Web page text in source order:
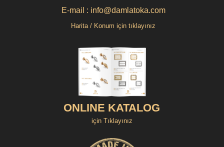
E-mail : info@damlatoka.com
Harita / Konum için tıklayınız
ONLINE KATALOG
için Tıklayınız